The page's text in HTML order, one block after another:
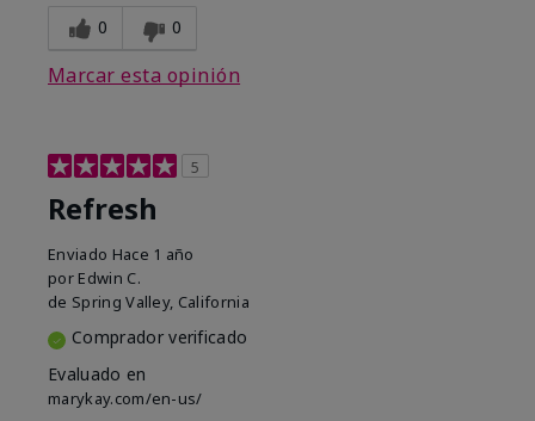
0 0
Marcar esta opinión
5
Refresh
Enviado Hace 1 año
por Edwin C.
de Spring Valley, California
Comprador verificado
Evaluado en
marykay.com/en-us/